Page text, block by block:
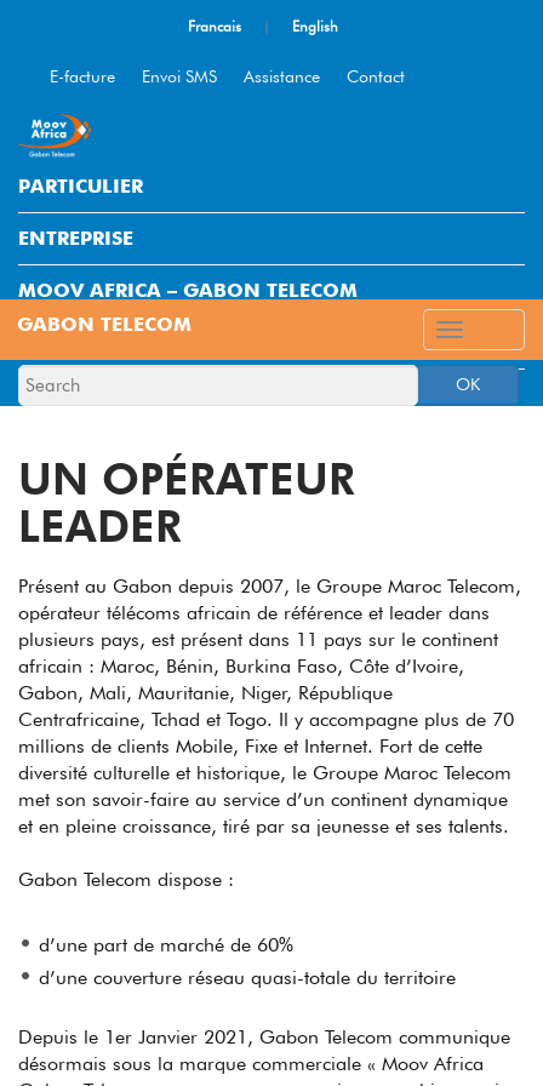
Francais | English
E-facture Envoi SMS Assistance Contact
PARTICULIER
ENTREPRISE
MOOV AFRICA – GABON TELECOM
OK
UN OPÉRATEUR
LEADER
Présent au Gabon depuis 2007, le Groupe Maroc Telecom,
opérateur télécoms africain de référence et leader dans
plusieurs pays, est présent dans 11 pays sur le continent
africain : Maroc, Bénin, Burkina Faso, Côte d’Ivoire,
Gabon, Mali, Mauritanie, Niger, République
Centrafricaine, Tchad et Togo. Il y accompagne plus de 70
millions de clients Mobile, Fixe et Internet. Fort de cette
diversité culturelle et historique, le Groupe Maroc Telecom
met son savoir-faire au service d’un continent dynamique
et en pleine croissance, tiré par sa jeunesse et ses talents.
Gabon Telecom dispose :
d’une part de marché de 60%
d’une couverture réseau quasi-totale du territoire
Depuis le 1er Janvier 2021, Gabon Telecom communique
désormais sous la marque commerciale « Moov Africa